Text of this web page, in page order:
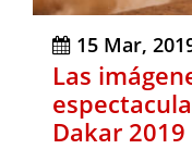
15 Mar,
Las
Dakar 2019